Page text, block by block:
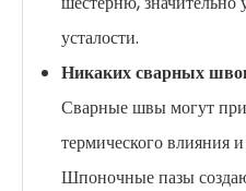
усталости.
Никаких сварных
Сварные швы могут
термического влияния
Шпоночные пазы